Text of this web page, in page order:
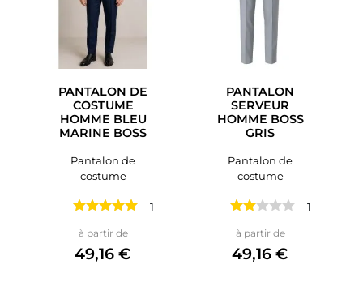
PANTALON DE
COSTUME
HOMME BLEU
MARINE BOSS
Pantalon de
costume
1 avis
à partir dePrix
49,16 €
PANTALON
SERVEUR
HOMME BOSS
GRIS
Pantalon de
costume
1 avis
à partir dePrix
49,16 €